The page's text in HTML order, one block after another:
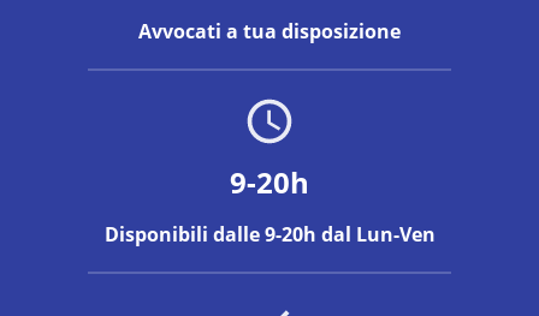
Avvocati a tua disposizione
9-20h
Disponibili dalle 9-20h dal Lun-Ven